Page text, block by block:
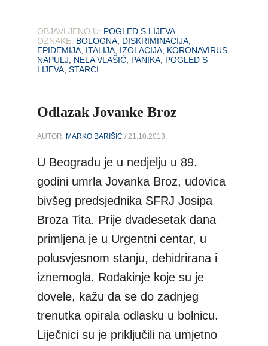
OBJAVLJENO U: POGLED S LIJEVA
OZNAKE: BOLOGNA DISKRIMINACIJA
EPIDEMIJA ITALIJA IZOLACIJA KORONAVIRUS
NAPULJ
NELA VLAŠIĆ PANIKA POGLED S
LIJEVA ,STARCI
Odlazak Jovanke Broz
AUTOR: MARKO BARIŠIĆ / 21.10.2013.
U Beogradu je u nedjelju u 89.
godini umrla Jovanka Broz, udovica
bivšeg predsjednika SFRJ Josipa
Broza Tita. Prije dvadesetak dana
primljena je u Urgentni centar, u
polusvjesnom stanju, dehidrirana i
iznemogla. Rođakinje koje su je
dovele, kažu da se do zadnjeg
trenutka opirala odlasku u bolnicu.
Liječnici su je priključili na umjetno